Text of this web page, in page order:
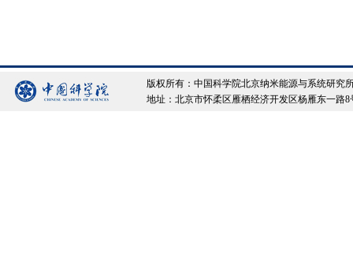
版权所有：中国科学院北京纳米能源与系统研究
地址：北京市怀柔区雁栖经济开发区杨雁东一路8